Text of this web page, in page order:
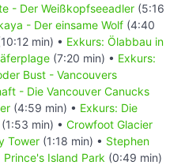
- Der Weißkopfseeadler (5:16
- Der einsame Wolf (4:40
min) • Exkurs: Ölabbau in
(7:20 min) • Exkurs:
Bust - Vancouvers
- Die Vancouver Canucks
(4:59 min) • Exkurs: Die
(1:53 min) • Crowfoot Glacier
Tower (1:18 min) • Stephen
Prince's Island Park (0:49 min)